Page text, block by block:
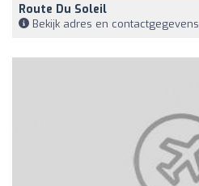
Route Du Soleil
Bekijk adres en contactgegevens